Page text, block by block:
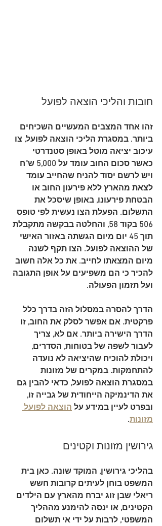
חובות והליכי הוצאה לפועל
זהו אחד המצבים המעשיים השכיחים
ביותר. במסגרת הליכי הוצאה לפועל, צו
עיכוב יציאה מוטל באופן סטנדרטי
כאשר סכום החוב עומד על 5,000 ש"ח
ויש לרשם יסוד להניח שהחייב עומד
לצאת מהארץ ללא פירעון החוב או
הבטחת פירעונו, באופן שיסכל את
התשלום. הפעלת הצו נעשית לפי טופס
506 בקוד 58, והחלטה בבקשה מתקבלת
תוך 45 יום
מיום הגשתה באזור האישי
של ההוצאה לפועל. הצו תקף לשנה
מיום המצאתו לחייב. את כל אלה חשוב
להכיר כי הם משפיעים על אופן התגובה
ועל תזמון הפעולה.
הדרך להסרה במסלול הזה בדרך כלל
פרקטית. אם אפשר לסלק את החוב, זו
הדרך הישירה ביותר. אם לא, צריך
לעבור לשפה של בטוחות, הסדרים,
ויכולת להוכיח שהיציאה לא נועדה
להתחמקות. במקרים של מזונות
במסגרת הוצאה לפועל, כדאי להבין גם
את הדינמיקה הייחודית של גבייה זו,
ובפרט לעיין במידע על הוצאה לפועל
מזונות.
גירושין מזונות וקטינים
בהליכי גירושין, המוקד שונה. כאן בית
המשפט בוחן לעיתים קרובות חשש
ריאלי שבן זוג יברח מהארץ עם הילדים
הקטינים, או ינסה להימנע מההליך
המשפטי, לרבות על ידי אי תשלום